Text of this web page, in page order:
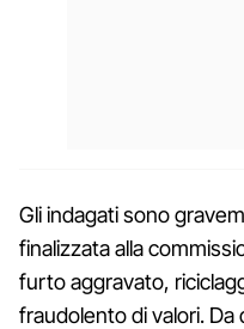
Gli indagati sono
finalizzata alla
furto aggravato,
fraudolento di valori.